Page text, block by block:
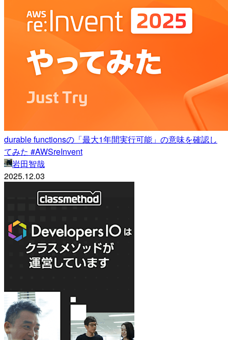
durable functionsの「最大1年間実行可能」の意味を確認し
てみた #AWSreInvent
岩田智哉
2025.12.03